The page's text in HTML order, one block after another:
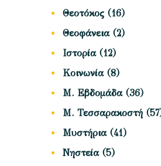
Θεοτόκος (16)
Θεοφάνεια(2)
Ιστορία(12)
Κοινωνία(8)
Μ. Εβδομάδα(36)
Μ. Τεσσαρακοστή
Μυστήρια(41)
Νηστεία(5)